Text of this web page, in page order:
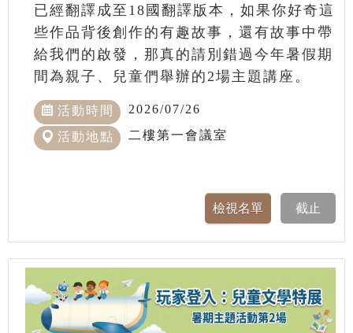
已經翻譯成至18國翻譯版本，如果你好奇這
些作品背後創作的有趣故事，還有故事中帶
給我們的啟發，那真的請別錯過今年暑假期
間為親子、兒童們舉辦的2場主題講座。
活動時間 2026/07/26
活動地點 二樓第一會議室